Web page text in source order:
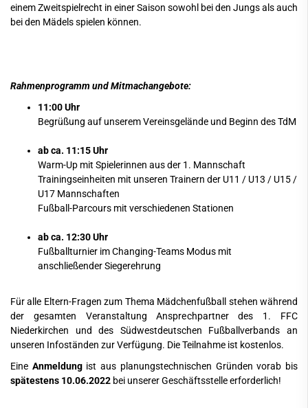
einem Zweitspielrecht in einer Saison sowohl bei den Jungs als auch
bei den Mädels spielen können.
Rahmenprogramm und Mitmachangebote:
11:00 Uhr
Begrüßung auf unserem Vereinsgelände und Beginn des TdM
ab ca. 11:15 Uhr
Warm-Up mit Spielerinnen aus der 1. Mannschaft
Trainingseinheiten mit unseren Trainern der U11 / U13 / U15 /
U17 Mannschaften
Fußball-Parcours mit verschiedenen Stationen
ab ca. 12:30 Uhr
Fußballturnier im Changing-Teams Modus mit
anschließender Siegerehrung
Für alle Eltern-Fragen zum Thema Mädchenfußball stehen während
der gesamten Veranstaltung Ansprechpartner des 1. FFC
Niederkirchen und des Südwestdeutschen Fußballverbands an
unseren Infoständen zur Verfügung. Die Teilnahme ist kostenlos.
Eine Anmeldungist aus planungstechnischen Gründen vorab bis
spätestens 10.06.2022 bei unserer Geschäftsstelle erforderlich!